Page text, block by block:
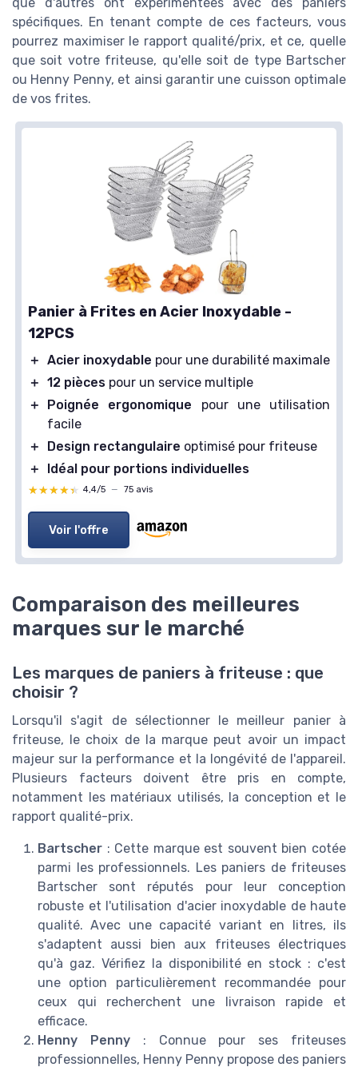
spécifiques. En tenant compte de ces facteurs, vous
pourrez maximiser le rapport qualité/prix, et ce, quelle
que soit votre friteuse, qu'elle soit de type Bartscher
ou Henny Penny, et ainsi garantir une cuisson optimale
de vos frites.
Panier à Frites en Acier Inoxydable -
12PCS
＋ Acier inoxydable pour une durabilité maximale
＋ 12 pièces pour un service multiple
＋
Poignée ergonomique pour une utilisation
facile
＋
Design rectangulaire optimisé pour friteuse
＋
Idéal pour portions individuelles
★★★★★
★★★★★ 4,4/5 — 75 avis
Voir l'offre
Comparaison des meilleures
marques sur le marché
Les marques de paniers à friteuse : que
choisir ?
Lorsqu'il s'agit de sélectionner le meilleur panier à
friteuse, le choix de la marque peut avoir un impact
majeur sur la performance et la longévité de l'appareil.
Plusieurs facteurs doivent être pris en compte,
notamment les matériaux utilisés, la conception et le
rapport qualité-prix.
Bartscher : Cette marque est souvent bien cotée
parmi les professionnels. Les paniers de friteuses
Bartscher sont réputés pour leur conception
robuste et l'utilisation d'acier inoxydable de haute
qualité. Avec une capacité variant en litres, ils
s'adaptent aussi bien aux friteuses électriques
qu'à gaz. Vérifiez la disponibilité en stock : c'est
une option particulièrement recommandée pour
ceux qui recherchent une livraison rapide et
efficace.
Henny Penny: Connue pour ses friteuses
professionnelles, Henny Penny propose des paniers